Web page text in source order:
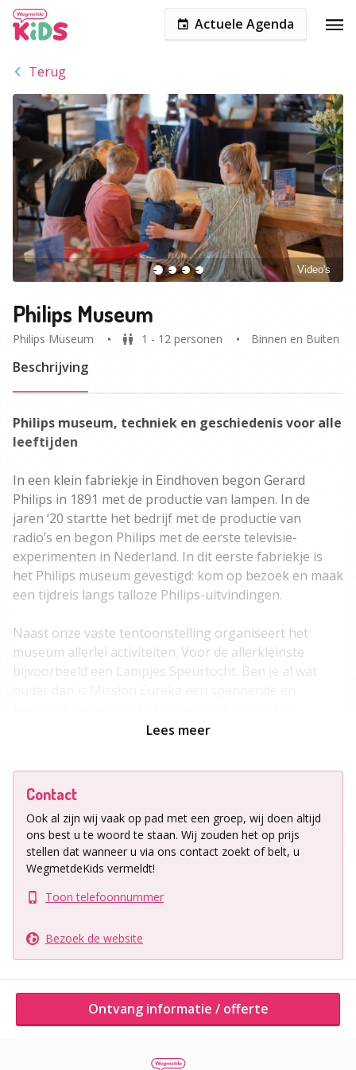
Actuele Agenda
Terug
Video's
Philips Museum
Philips Museum 1 - 12 personen Binnen en Buiten
Beschrijving
Philips museum, techniek en geschiedenis voor alle
leeftijden
In een klein fabriekje in Eindhoven begon Gerard
Philips in 1891 met de productie van lampen. In de
jaren ‘20 startte het bedrijf met de productie van
radio’s en begon Philips met de eerste televisie-
experimenten in Nederland. In dit eerste fabriekje is
het Philips museum gevestigd: kom op bezoek en maak
een tijdreis langs talloze Philips-uitvindingen.
Naast onze vaste tentoonstelling organiseert het
museum allerlei activiteiten. Voor de allerkleinste
bijvoorbeeld een Lampjes Speurtocht. Ben je al wat
de gaten voor de actuele agenda!
Ligging uitje
Eindhoven
Emmasingel 31
Ontvang informatie / offerte
Lees meer
Contact
Ook al zijn wij vaak op pad met een groep, wij doen altijd
ons best u te woord te staan. Wij zouden het op prijs
stellen dat wanneer u via ons contact zoekt of belt, u
WegmetdeKids vermeldt!
Toon telefoonnummer
Bezoek de website
Ontvang informatie / offerte